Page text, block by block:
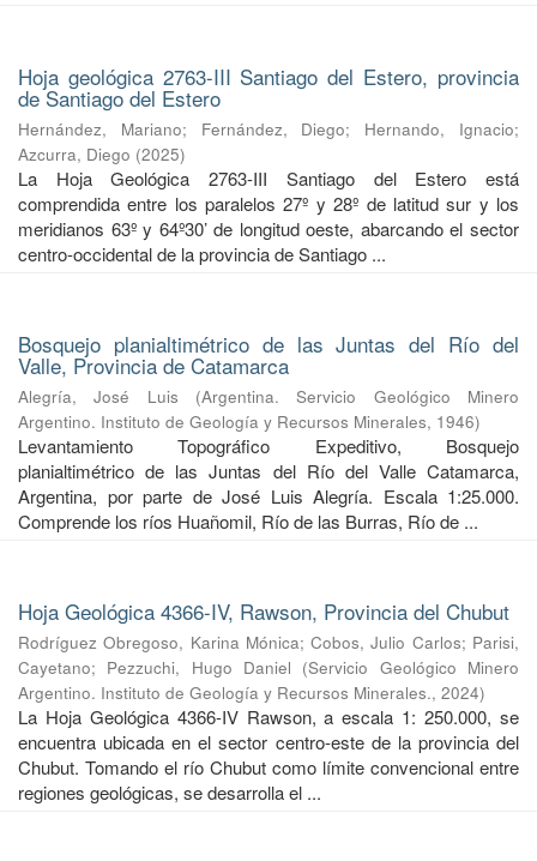
Hoja geológica 2763-III Santiago del Estero, provincia
de Santiago del Estero
Hernández, Mariano; Fernández, Diego; Hernando, Ignacio;
Azcurra, Diego (2025)
La Hoja Geológica 2763-III Santiago del Estero está
comprendida entre los paralelos 27º y 28º de latitud sur y los
meridianos 63º y 64º30’ de longitud oeste, abarcando el sector
centro-occidental de la provincia de Santiago ...
Bosquejo planialtimétrico de las Juntas del Río del
Valle, Provincia de Catamarca
Alegría, José Luis (Argentina. Servicio Geológico Minero
Argentino. Instituto de Geología y Recursos Minerales, 1946)
Levantamiento Topográfico Expeditivo, Bosquejo
planialtimétrico de las Juntas del Río del Valle Catamarca,
Argentina, por parte de José Luis Alegría. Escala 1:25.000.
Comprende los ríos Huañomil, Río de las Burras, Río de ...
Hoja Geológica 4366-IV, Rawson, Provincia del Chubut
Rodríguez Obregoso, Karina Mónica;Cobos, Julio Carlos; Parisi,
Cayetano; Pezzuchi, Hugo Daniel (Servicio Geológico Minero
Argentino. Instituto de Geología y Recursos Minerales., 2024)
La Hoja Geológica 4366-IV Rawson, a escala 1: 250.000, se
encuentra ubicada en el sector centro-este de la provincia del
Chubut. Tomando el río Chubut como límite convencional entre
regiones geológicas, se desarrolla el ...